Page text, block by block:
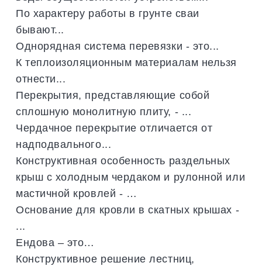
По характеру работы в грунте сваи
бывают...
Однорядная система перевязки - это...
К теплоизоляционным материалам нельзя
отнести...
Перекрытия, представляющие собой
сплошную монолитную плиту, - ...
Чердачное перекрытие отличается от
надподвального...
Конструктивная особенность раздельных
крыш с холодным чердаком и рулонной или
мастичной кровлей - …
Основание для кровли в скатных крышах -
...
Ендова – это…
Конструктивное решение лестниц,